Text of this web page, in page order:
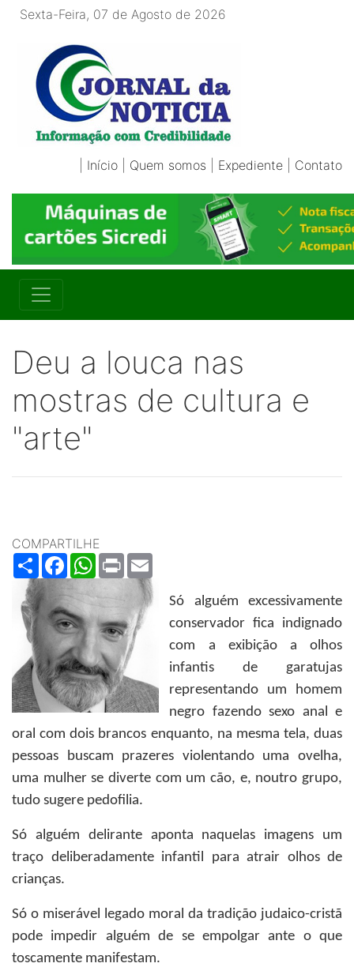
Sexta-Feira, 07 de Agosto de 2026
Início Quem somos Expediente Contato
Deu a louca nas
mostras de cultura e
"arte"
COMPARTILHE
ShareFacebookWhatsApp
Print
Só alguém excessivamente
conservador fica indignado
com a exibição a olhos
infantis de garatujas
representando um homem
negro fazendo sexo anal e
oral com dois brancos enquanto, na mesma tela, duas
pessoas buscam prazeres violentando uma ovelha,
uma mulher se diverte com um cão, e, noutro grupo,
tudo sugere pedofilia.
Só alguém delirante aponta naquelas imagens um
traço deliberadamente infantil para atrair olhos de
crianças.
Só o miserável legado moral da tradição judaico-cristã
pode impedir alguém de se empolgar ante o que
toscamente manifestam.